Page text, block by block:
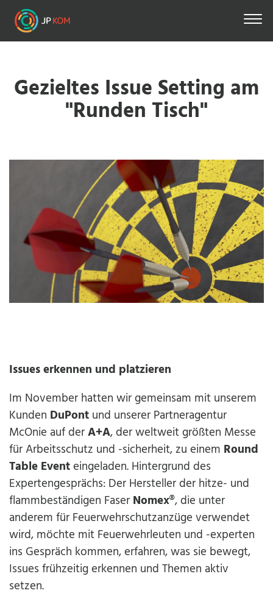
Skip
main
Gezieltes Issue Setting am
"Runden Tisch"
Issues erkennen und platzieren
Im November hatten wir gemeinsam mit unserem
Kunden DuPont und unserer Partneragentur
McOnie auf derA+A, der weltweit größten Messe
für Arbeitsschutz und -sicherheit, zu einem Round
Table Eventeingeladen. Hintergrund des
Expertengesprächs: Der Hersteller der hitze- und
flammbeständigen Faser Nomex®, die unter
anderem für Feuerwehrschutzanzüge verwendet
wird, möchte mit Feuerwehrleuten und -experten
ins Gespräch kommen, erfahren, was sie bewegt,
Issues frühzeitig erkennen und Themen aktiv
setzen.